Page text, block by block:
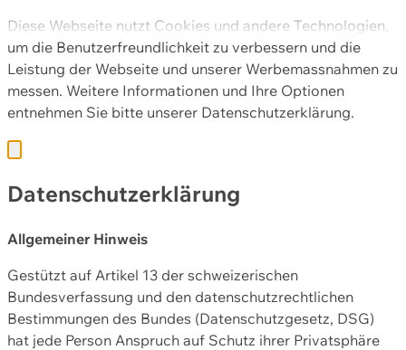
Diese Webseite nutzt Cookies und andere Technologien,
um die Benutzerfreundlichkeit zu verbessern und die
Leistung der Webseite und unserer Werbemassnahmen zu
messen. Weitere Informationen und Ihre Optionen
entnehmen Sie bitte unserer Datenschutzerklärung.
Datenschutzerklärung
Allgemeiner Hinweis
Gestützt auf Artikel 13 der schweizerischen
Bundesverfassung und den datenschutzrechtlichen
Bestimmungen des Bundes (Datenschutzgesetz, DSG)
hat jede Person Anspruch auf Schutz ihrer Privatsphäre